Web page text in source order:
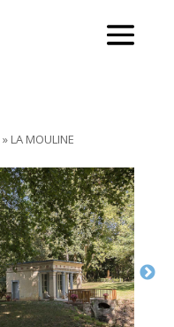
» LA MOULINE